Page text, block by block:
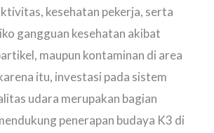
kesehatan pekerja, serta
gangguan kesehatan akibat
maupun kontaminan di area
itu, investasi pada sistem
udara merupakan bagian
penerapan budaya K3 di